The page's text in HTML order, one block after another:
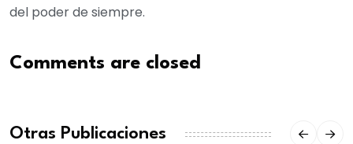
del poder de siempre.
Comments are closed
Otras Publicaciones